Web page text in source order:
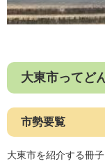
大東市ってど
市勢要覧
大東市を紹介する冊